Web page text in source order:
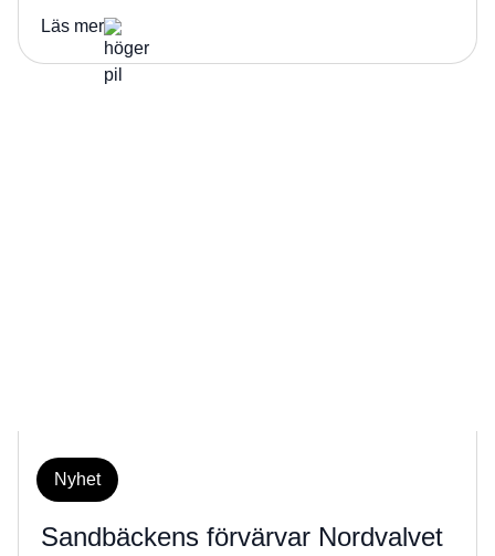
Läs mer
Nyhet
Sandbäckens förvärvar Nordvalvet